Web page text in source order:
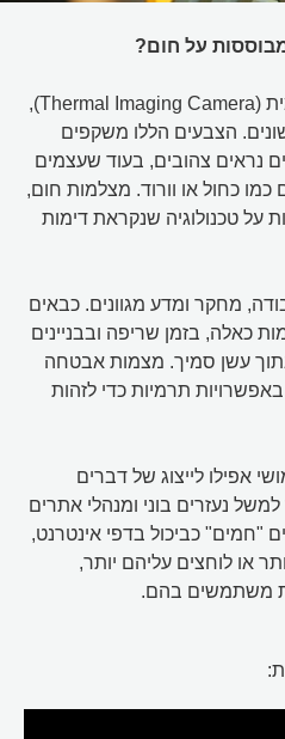
על חום?
מצלמת חום, או מצלמה תרמית (Thermal Imaging Camera),
הצבעים הללו משקפים
נראים צהובים, בעוד שעצמים
כחול או וורוד. מצלמות חום,
על טכנולוגיה שנקראת דימות
מחקר ומדע מגוונים. כבאים
כאלה, בזמן שריפה ובבניינים
עשן סמיך. מצמות אבטחה
באפשרויות תרמיות כדי לזהות
אפילו לייצוג של דברים
נעזרים בוני ומנהלי אתרים
"חמים" כביכול בדפי אינטרנט,
או לוחצים עליהם יותר,
משתמשים בהם.